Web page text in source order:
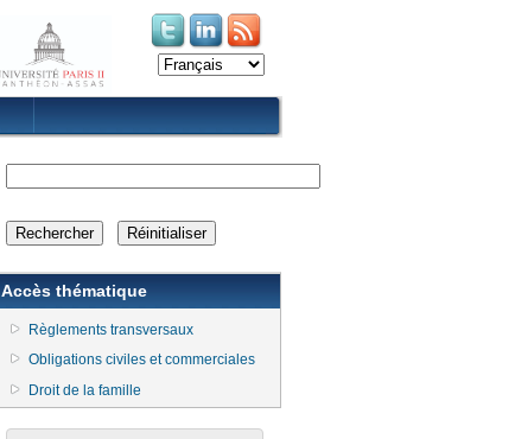
(le lien est externe)
(le lien est externe)
Accès thématique
Règlements transversaux
Obligations civiles et commerciales
Droit de la famille